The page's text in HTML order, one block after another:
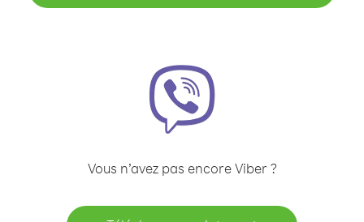
Vous n’avez pas encore Viber ?